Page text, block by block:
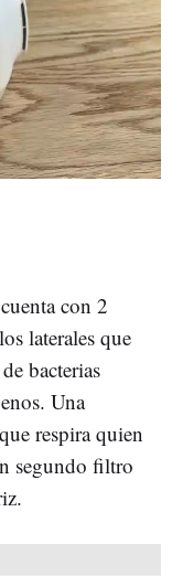
con 2
laterales que
bacterias
Una
respira quien
segundo filtro